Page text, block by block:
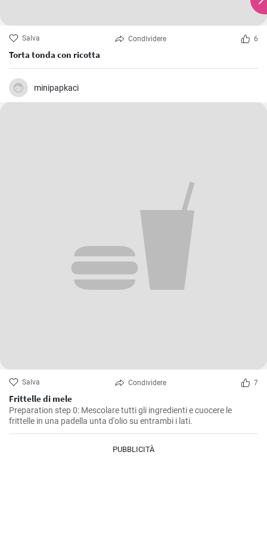
Salva Condividere 6
Torta tonda con ricotta
minipapkaci
Salva Condividere 7
Frittelle di mele
Preparation step 0: Mescolare tutti gli ingredienti e cuocere le
frittelle in una padella unta d'olio su entrambi i lati.
PUBBLICITÀ